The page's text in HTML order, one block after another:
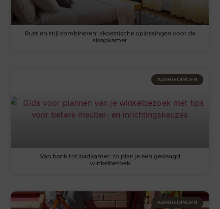
Rust en stijl combineren: akoestische oplossingen voor de
slaapkamer
AANBIEDINGEN
Van bank tot badkamer: zo plan je een geslaagd
winkelbezoek
AANBIEDINGEN